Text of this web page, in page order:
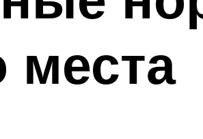
места